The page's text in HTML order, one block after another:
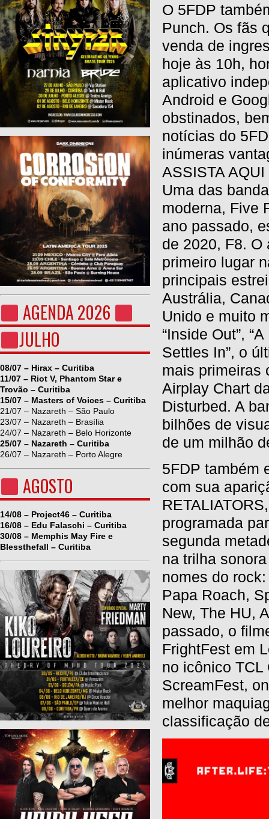
AGENDA 2026
JULHO
08/07 – Hirax – Curitiba
11/07 – Riot V, Phantom Star e
Trovão – Curitiba
15/07 – Masters of Voices – Curitiba
21/07 – Nazareth – São Paulo
23/07 – Nazareth – Brasília
24/07 – Nazareth – Belo Horizonte
25/07 – Nazareth – Curitiba
26/07 – Nazareth – Porto Alegre
AGOSTO
14/08 – Project46 – Curitiba
16/08 – Edu Falaschi – Curitiba
30/08 – Memphis May Fire e
Blessthefall – Curitiba
O 5FDP
Punch. Os fãs
venda de
hoje às 10h,
aplicativo
Android e
obstinados,
notícias do
inúmeras
ASSISTA AQUI
Uma das
moderna, Five
ano passado,
de 2020, F8. O
primeiro lugar
principais
Austrália,
Unido e muito
“Inside Out”,
Settles In”, o
mais primeiras
Airplay Chart
Disturbed. A
bilhões de
de um milhão
5FDP também
com sua
programada
segunda
na trilha
nomes do
Papa Roach,
New, The HU,
passado, o
FrightFest em
no icônico TCL
ScreamFest,
melhor
classificação